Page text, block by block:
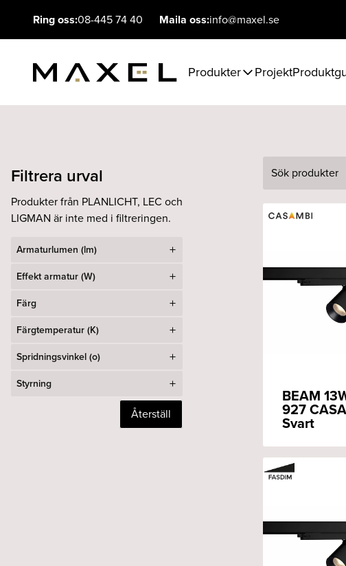
Ring oss:08-445 74 40 Maila oss:info@maxel.se
Produkter Projekt
Filtrera urval
Produkter från PLANLICHT, LEC och
LIGMAN är inte med i filtreringen.
Armaturlumen (lm)
Effekt armatur (W)
Färg
Färgtemperatur (K)
Spridningsvinkel (o)
Styrning
Återställ
Sök
BEAM
927
Svart